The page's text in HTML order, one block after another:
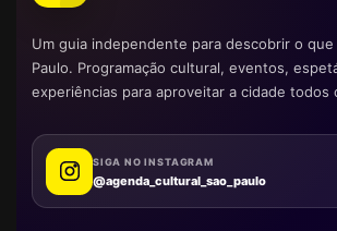
Um guia independente para descobrir o que
Paulo. Programação cultural, eventos,
experiências para aproveitar a cidade todos
SIGA NO INSTAGRAM
@agenda_cultural_sao_paulo